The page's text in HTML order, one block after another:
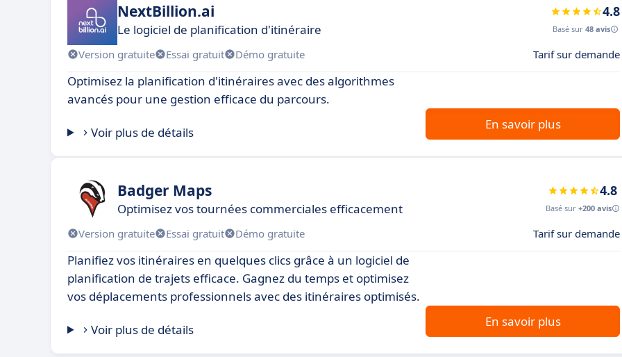
NextBillion.ai
Le logiciel de planification d'itinéraire
4.8
Basé sur 48 avis
Version gratuite Essai gratuit Démo gratuite Tarif sur demande
Optimisez la planification d'itinéraires avec des algorithmes
avancés pour une gestion efficace du parcours.
Voir plus de détails
En savoir plus
Badger Maps
Optimisez vos tournées commerciales efficacement
4.8
Basé sur +200 avis
Version gratuite Essai gratuit Démo gratuite Tarif sur demande
Planifiez vos itinéraires en quelques clics grâce à un logiciel de
planification de trajets efficace. Gagnez du temps et optimisez
vos déplacements professionnels avec des itinéraires optimisés.
Voir plus de détails
En savoir plus